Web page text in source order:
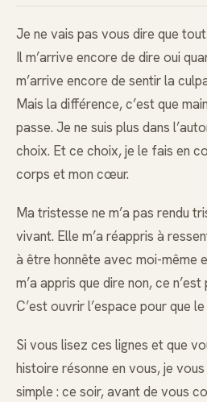
Je ne vais pas vous dire que
Il m’arrive encore de dire oui
m’arrive encore de sentir la
Mais la différence, c’est que
passe. Je ne suis plus dans
choix. Et ce choix, je le fais en
corps et mon cœur.
Ma tristesse ne m’a pas rendu
vivant. Elle m’a réappris à
à être honnête avec moi-même
m’a appris que dire non, ce
C’est ouvrir l’espace pour que
Si vous lisez ces lignes et que
histoire résonne en vous, je
simple : ce soir, avant de vous